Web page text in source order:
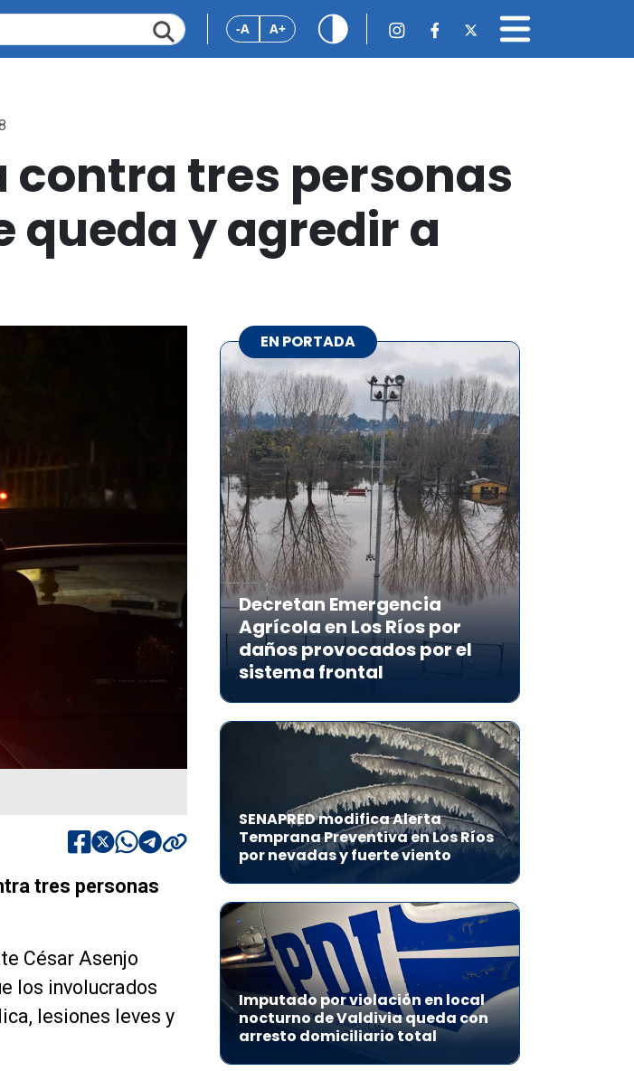
-A A+
contra tres personas
queda y agredir a
tres personas
César Asenjo
los involucrados
lesiones leves y
EN PORTADA
Decretan Emergencia
Agrícola en Los Ríos por
daños provocados por el
sistema frontal
SENAPRED modifica Alerta
Temprana Preventiva en Los Ríos
por nevadas y fuerte viento
Imputado por violación en local
nocturno de Valdivia queda con
arresto domiciliario total